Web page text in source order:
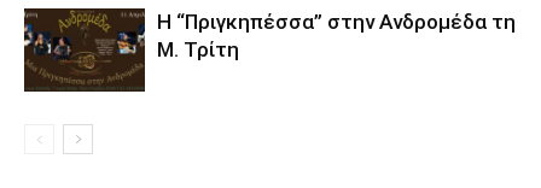
Η “Πριγκηπέσσα” στην Ανδρομέδα τη
Μ. Τρίτη